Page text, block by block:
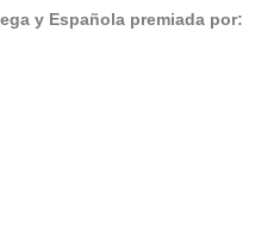
y Española premiada por: